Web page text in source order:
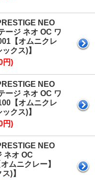
NEO
ージ ネオ OC ワ
【オムニクレ
クス)】
円)
NEO
ージ ネオ OC ワ
【オムニクレ
クス)】
円)
NEO
ネオ OC
ムニクレー】
)】